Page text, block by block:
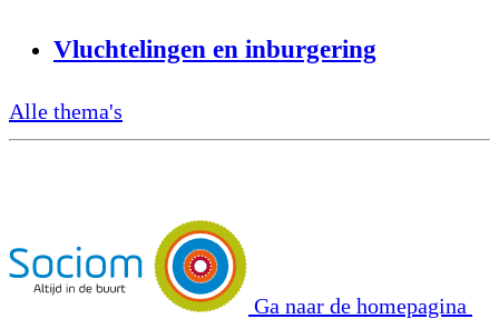
Vluchtelingen en inburgering
Alle thema's
Ga naar de homepagina